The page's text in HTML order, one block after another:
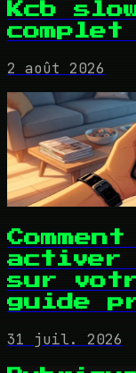
Kcb
2 août 2026
activer
sur
guide
31 juil. 2026